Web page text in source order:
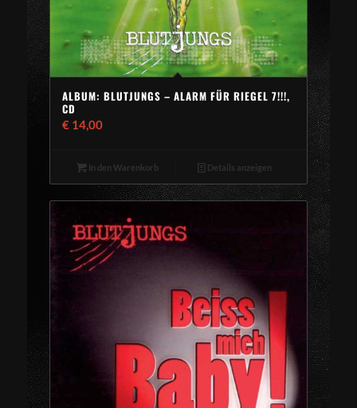
ALBUM: BLUTJUNGS – ALARM FÜR RIEGEL 7!!!,
CD
€ 14,00
In den Warenkorb Details anzeigen